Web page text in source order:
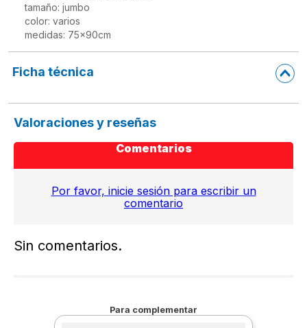
tamaño: jumbo
color: varios
medidas: 75x90cm
Ficha técnica
Valoraciones y reseñas
Comentarios
Por favor, inicie sesión para escribir un
comentario
Sin comentarios.
Para complementar